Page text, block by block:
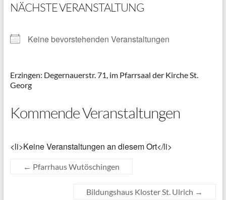
NÄCHSTE VERANSTALTUNG
Keine bevorstehenden Veranstaltungen
Erzingen: Degernauerstr. 71, im Pfarrsaal der Kirche St.
Georg
Kommende Veranstaltungen
<li>Keine Veranstaltungen an diesem Ort</li>
← Pfarrhaus Wutöschingen
Bildungshaus Kloster St. Ulrich →